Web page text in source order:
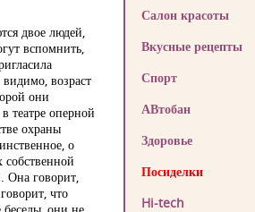
двое людей,
вспомнить,
возраст
они
театре оперной
охраны
о
собственной
Она говорит,
что
Салон красоты
Вкусные рецепты
Спорт
АВтобан
Здоровье
Посиделки
Hi-tech